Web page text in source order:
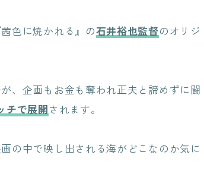
色に焼かれる』の石井裕也監督のオリジ
、企画もお金も奪われ正夫と諦めずに闘
チで展開されます。
の中で映し出される海がどこなのか気に